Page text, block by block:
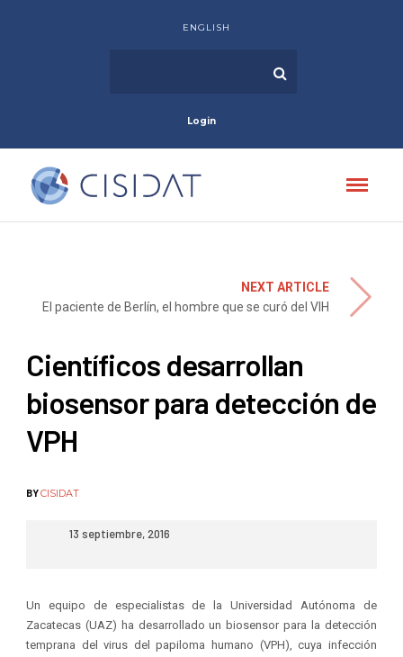
ENGLISH
Login
NEXT ARTICLE
El paciente de Berlín, el hombre que se curó del VIH
Científicos desarrollan
biosensor para detección de
VPH
BYCISIDAT
13 septiembre, 2016
Un equipo de especialistas de la Universidad Autónoma de
Zacatecas (UAZ) ha desarrollado un biosensor para la detección
temprana del virus del papiloma humano (VPH), cuya infección